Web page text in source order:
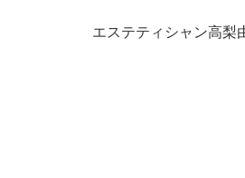
エステティシャン高梨